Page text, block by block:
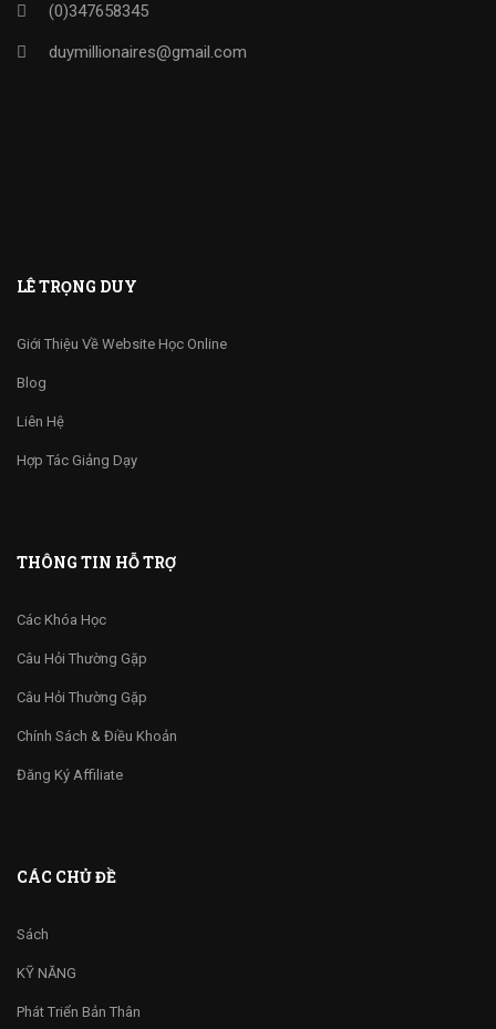
(0)347658345
duymillionaires@gmail.com
LÊ TRỌNG DUY
Giới Thiệu Về Website Học Online
Blog
Liên Hệ
Hợp Tác Giảng Dạy
THÔNG TIN HỖ TRỢ
Các Khóa Học
Câu Hỏi Thường Gặp
Câu Hỏi Thường Gặp
Chính Sách & Điều Khoản
Đăng Ký Affiliate
CÁC CHỦ ĐỀ
Sách
KỸ NĂNG
Phát Triển Bản Thân